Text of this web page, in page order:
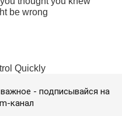
- подписывайся на
канал